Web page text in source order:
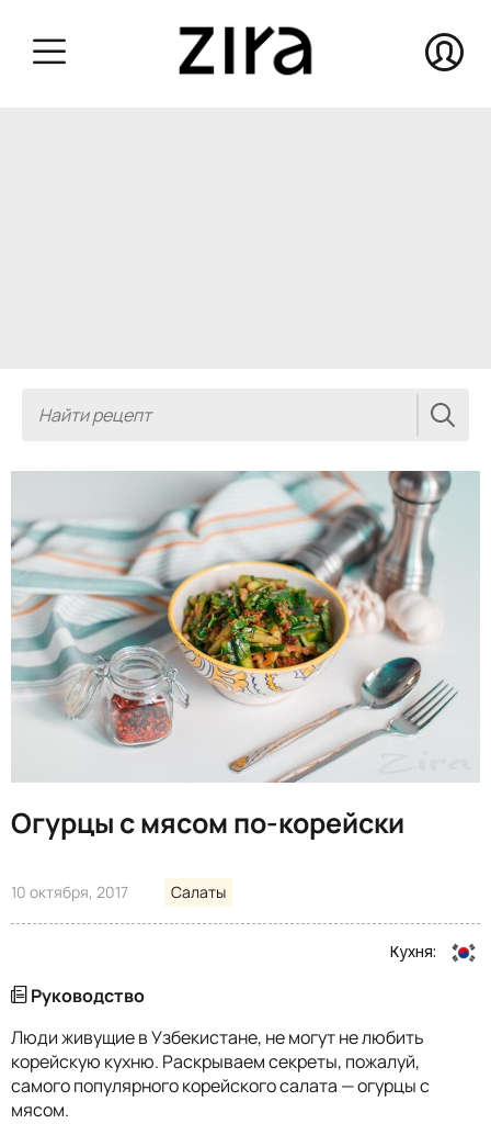
Огурцы с мясом по-корейски
10 октября, 2017 Салаты
Кухня:
Руководство
Люди живущие в Узбекистане, не могут не любить
корейскую кухню. Раскрываем секреты, пожалуй,
самого популярного корейского салата — огурцы с
мясом.